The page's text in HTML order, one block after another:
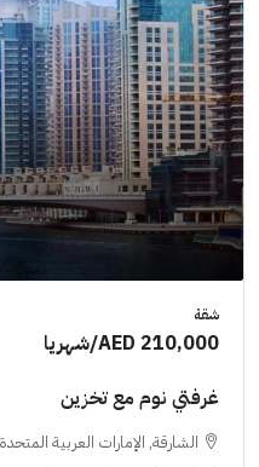
شقة
AED 210,000/شهريا
غرفتي نوم مع تخزين
الشارقة, الإمارات العربية المتحدة